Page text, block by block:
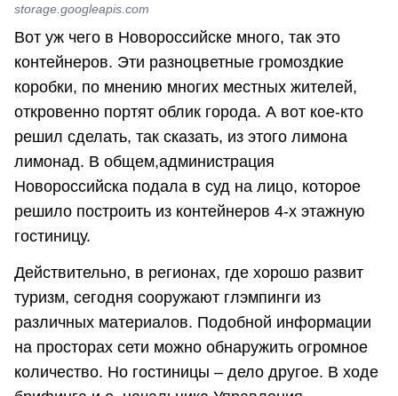
storage.googleapis.com
Вот уж чего в Новороссийске много, так это
контейнеров. Эти разноцветные громоздкие
коробки, по мнению многих местных жителей,
откровенно портят облик города. А вот кое-кто
решил сделать, так сказать, из этого лимона
лимонад. В общем,администрация
Новороссийска подала в суд на лицо, которое
решило построить из контейнеров 4-х этажную
гостиницу.
Действительно, в регионах, где хорошо развит
туризм, сегодня сооружают глэмпинги из
различных материалов. Подобной информации
на просторах сети можно обнаружить огромное
количество. Но гостиницы – дело другое. В ходе